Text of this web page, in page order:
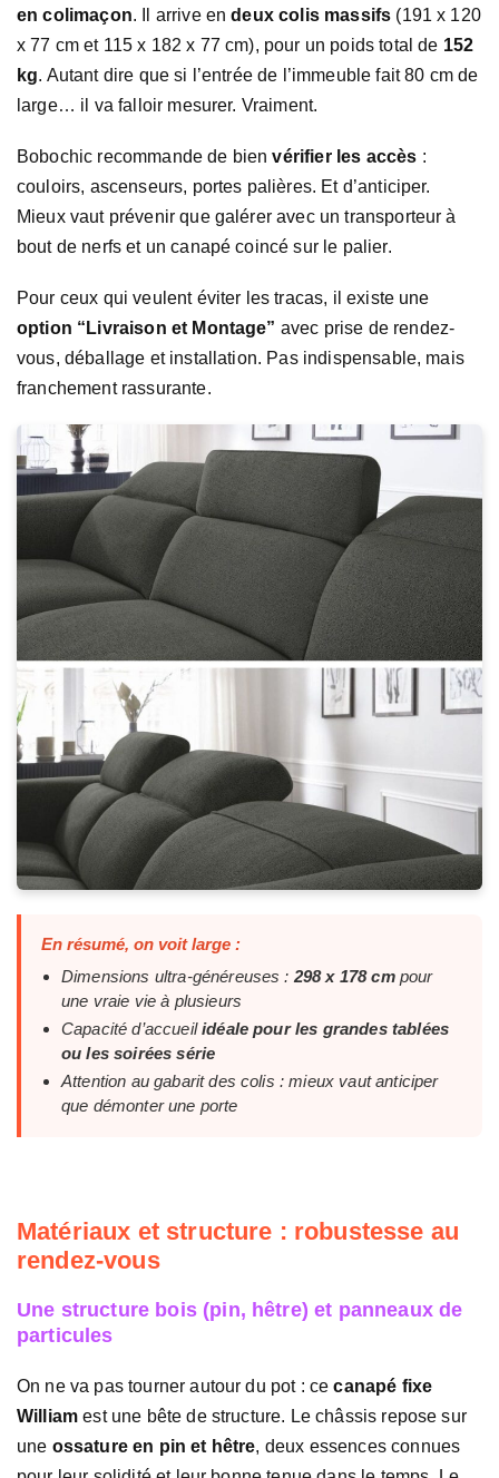
en colimaçon. Il arrive endeux colis massifs (191 x 120
x 77 cm et 115 x 182 x 77 cm), pour un poids total de 152
kg. Autant dire que si l’entrée de l’immeuble fait 80 cm de
large… il va falloir mesurer. Vraiment.
Bobochic recommande de bienvérifier les accès :
couloirs, ascenseurs, portes palières. Et d’anticiper.
Mieux vaut prévenir que galérer avec un transporteur à
bout de nerfs et un canapé coincé sur le palier.
Pour ceux qui veulent éviter les tracas, il existe une
option “Livraison et Montage” avec prise de rendez-
vous, déballage et installation. Pas indispensable, mais
franchement rassurante.
En résumé, on voit large :
Dimensions ultra-généreuses : 298 x 178 cmpour
une vraie vie à plusieurs
Capacité d’accueilidéale pour les grandes tablées
ou les soirées série
Attention au gabarit des colis : mieux vaut anticiper
que démonter une porte
Matériaux et structure : robustesse au
rendez-vous
Une structure bois (pin, hêtre) et panneaux de
particules
On ne va pas tourner autour du pot : cecanapé fixe
William est une bête de structure. Le châssis repose sur
une ossature en pin et hêtre, deux essences connues